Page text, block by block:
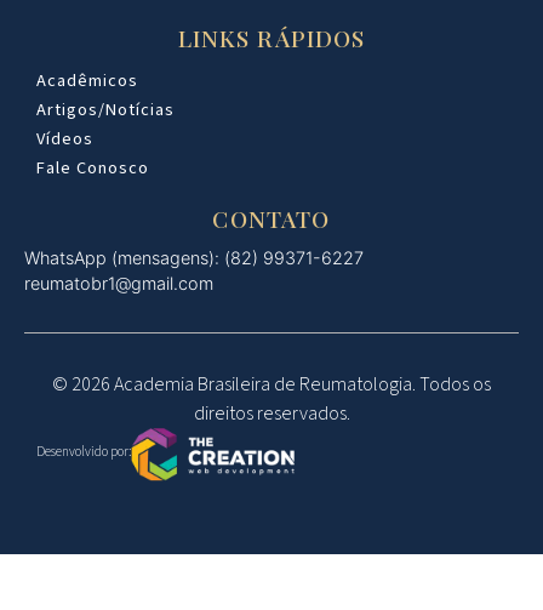
LINKS RÁPIDOS
Acadêmicos
Artigos/Notícias
Vídeos
Fale Conosco
CONTATO
WhatsApp (mensagens): (82) 99371-6227
reumatobr1@gmail.com
© 2026 Academia Brasileira de Reumatologia. Todos os
direitos reservados.
Desenvolvido por: